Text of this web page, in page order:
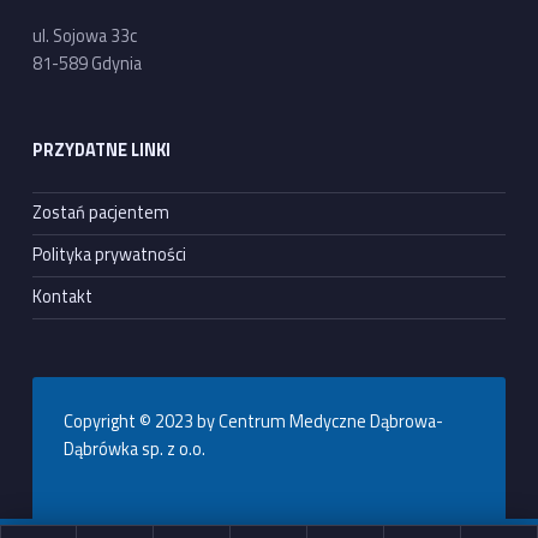
ul. Sojowa 33c
81-589 Gdynia
PRZYDATNE LINKI
Zostań pacjentem
Polityka prywatności
Kontakt
Copyright © 2023 by Centrum Medyczne Dąbrowa-
Dąbrówka sp. z o.o.